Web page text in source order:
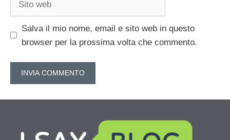
Salva il mio nome, email e sito web in questo
browser per la prossima volta che commento.